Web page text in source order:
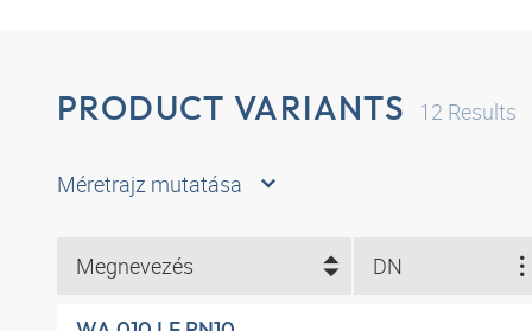
PRODUCT VARIANTS 12 Results
Méretrajz mutatása
Megnevezés DN